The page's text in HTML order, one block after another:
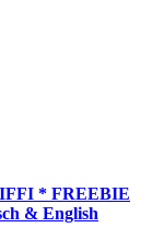
* FREEBIE
& English